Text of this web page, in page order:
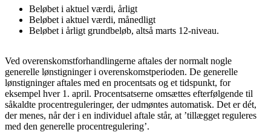
Beløbet i aktuel værdi, årligt
Beløbet i aktuel værdi, månedligt
Beløbet i årligt grundbeløb, altså marts 12-niveau.
Ved overenskomstforhandlingerne aftales der normalt nogle
generelle lønstigninger i overenskomstperioden. De generelle
lønstigninger aftales med en procentsats og et tidspunkt, for
eksempel hver 1. april. Procentsatserne omsættes efterfølgende til
såkaldte procentreguleringer, der udmøntes automatisk. Det er dét,
der menes, når der i en individuel aftale står, at ’tillægget reguleres
med den generelle procentregulering’.